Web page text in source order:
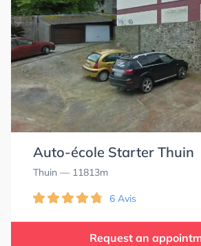
Auto-école Starter Thuin
Thuin — 11813m
6 Avis
Request an